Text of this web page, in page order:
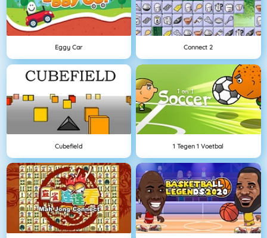
Eggy Car Connect 2
Cubefield 1 Tegen 1 Voetbal